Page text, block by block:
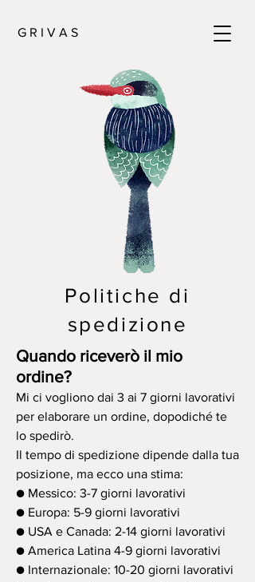
G R I V A S
Politiche di
spedizione
Quando riceverò il mio
ordine?
Mi ci vogliono dai 3 ai 7 giorni lavorativi
per elaborare un ordine, dopodiché te
lo spedirò.
Il tempo di spedizione dipende dalla tua
posizione, ma ecco una stima:
● Messico: 3-7 giorni lavorativi
● Europa: 5-9 giorni lavorativi
● USA e Canada: 2-14 giorni lavorativi
● America Latina 4-9 giorni lavorativi
● Internazionale: 10-20 giorni lavorativi